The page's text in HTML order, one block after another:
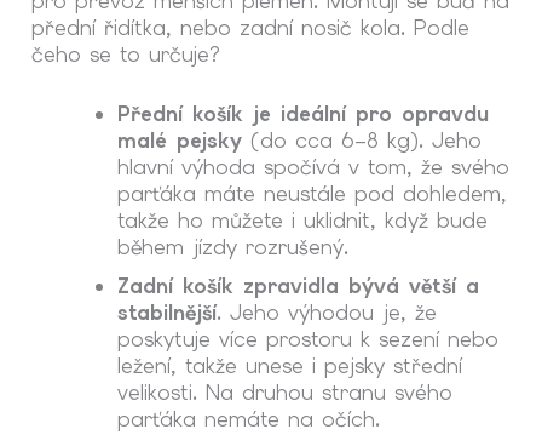
přední řidítka, nebo zadní nosič kola. Podle
čeho se to určuje?
Přední košík je ideální pro opravdu
malé pejsky (do cca 6–8 kg). Jeho
hlavní výhoda spočívá v tom, že svého
parťáka máte neustále pod dohledem,
takže ho můžete i uklidnit, když bude
během jízdy rozrušený.
Zadní košík zpravidla bývá větší a
stabilnější. Jeho výhodou je, že
poskytuje více prostoru k sezení nebo
ležení, takže unese i pejsky střední
velikosti. Na druhou stranu svého
parťáka nemáte na očích.